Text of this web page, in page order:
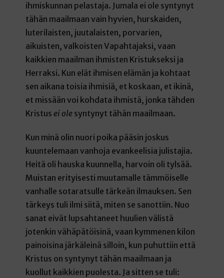
ihmiskunnan pelastaja. Jumala ei ole syntynyt
tähän maailmaan vain hyvien, hurskaiden,
luterilaisten, juutalaisten, porvarien,
aikuisten, valkoisten Vapahtajaksi, vaan
kaikkien maailman ihmisten Kristukseksi ja
Herraksi. Kun elät ihmisen elämän ja kohtaat
sen aikana toisia ihmisiä, et koskaan, et ikinä,
et missään voi kohdata ihmistä, jonka tähden
Kristus ei ole syntynyt tähän maailmaan.
Kun minä olin nuori poika pääsin joskus
kuuntelemaan vanhoja evankeelisia julistajia.
Heitä oli hauska kuunnella, harvoin oli tylsää.
Muistan erityisesti muutamalle tämmöiselle
vanhalle sotaratsulle tärkeän ilmauksen. Sen
tärkeys tuli ilmi siitä, miten se sanottiin. Nuo
sanat eivät lupsahtaneet huulien välistä
jotenkin vähäpätöisinä, vaan kymmenen kilon
painoisina järkäleinä silloin, kun puhuttiin että
Kristus on syntynyt tähän maailmaan ja
kuollut kaikkien puolesta. Ja sitten se tuli: